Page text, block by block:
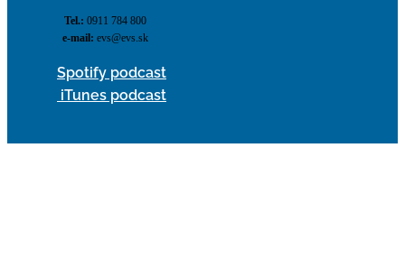
Tel.: 0911 784 800
e-mail: evs@evs.sk
Spotify podcast
iTunes podcast